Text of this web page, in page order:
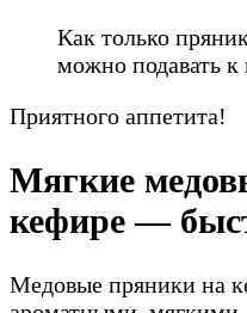
Как только
можно подавать к
Приятного аппетита!
Мягкие
кефире —
Медовые пряники на